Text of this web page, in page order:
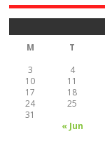
M T
« Jun
3
4
10
11
17
18
24
25
31